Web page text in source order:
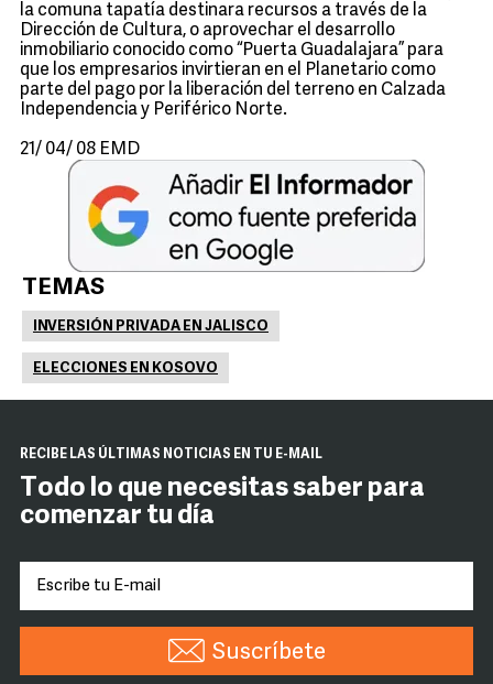
la comuna tapatía destinara recursos a través de la
Dirección de Cultura, o aprovechar el desarrollo
inmobiliario conocido como “Puerta Guadalajara” para
que los empresarios invirtieran en el Planetario como
parte del pago por la liberación del terreno en Calzada
Independencia y Periférico Norte.
21/ 04/ 08 EMD
TEMAS
INVERSIÓN PRIVADA EN JALISCO
ELECCIONES EN KOSOVO
RECIBE LAS ÚLTIMAS NOTICIAS EN TU E-MAIL
Todo lo que necesitas saber para
comenzar tu día
Suscríbete